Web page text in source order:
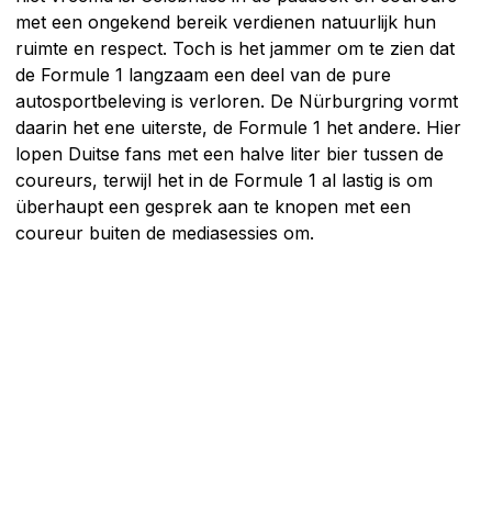
met een ongekend bereik verdienen natuurlijk hun
ruimte en respect. Toch is het jammer om te zien dat
de Formule 1 langzaam een deel van de pure
autosportbeleving is verloren. De Nürburgring vormt
daarin het ene uiterste, de Formule 1 het andere. Hier
lopen Duitse fans met een halve liter bier tussen de
coureurs, terwijl het in de Formule 1 al lastig is om
überhaupt een gesprek aan te knopen met een
coureur buiten de mediasessies om.